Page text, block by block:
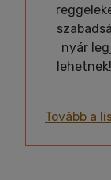
nyár
Tovább a